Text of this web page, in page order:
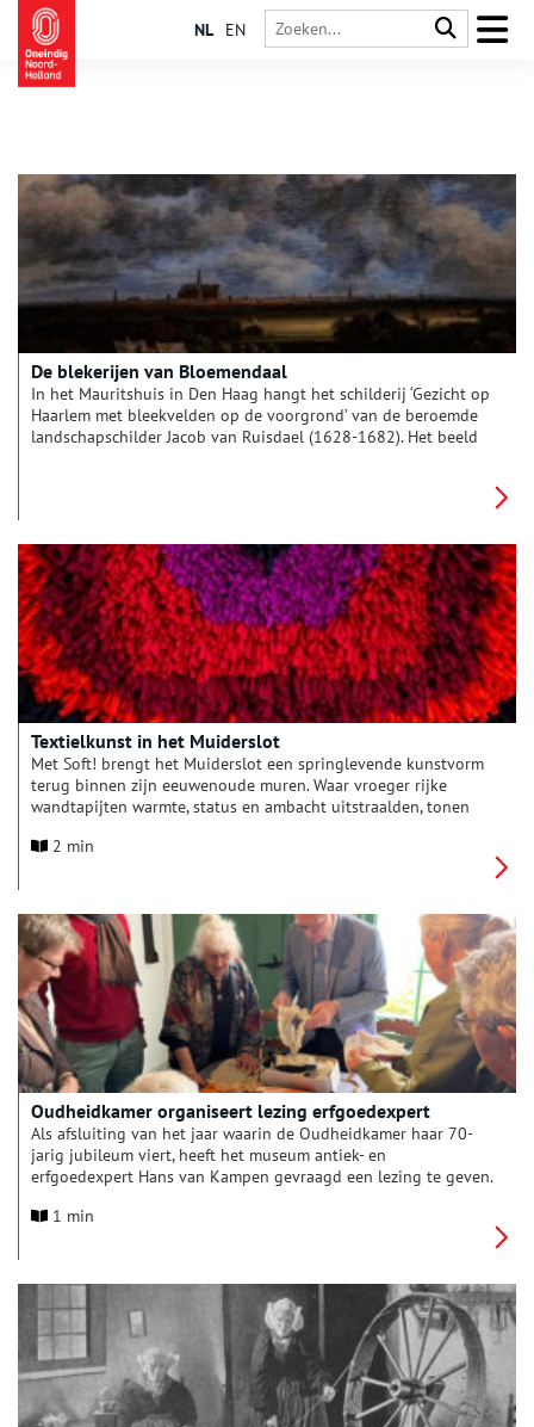
NL EN
De blekerijen van Bloemendaal
In het Mauritshuis in Den Haag hangt het schilderij ‘Gezicht op
Haarlem met bleekvelden op de voorgrond’ van de beroemde
landschapschilder Jacob van Ruisdael (1628-1682). Het beeld
werden zoveel van dezelfde afbeeldingen gemaakt dat ze een
eigen soortnaam kregen, ‘Haarlempjes’. Het schilderij van Jacob
van Ruisdael is een geromantiseerde weergave van de
werkelijkheid, maar hoe zag de wereld achter die gedrapeerde
lijnwaden er in die tijd werkelijk uit?
Textielkunst in het Muiderslot
Met Soft! brengt het Muiderslot een springlevende kunstvorm
terug binnen zijn eeuwenoude muren. Waar vroeger rijke
wandtapijten warmte, status en ambacht uitstraalden, tonen
innovatief en verrassend modern textielkunst vandaag is. In
textiel met nieuwe ogen te bekijken.
2 min
Oudheidkamer organiseert lezing erfgoedexpert
Als afsluiting van het jaar waarin de Oudheidkamer haar 70-
jarig jubileum viert, heeft het museum antiek- en
erfgoedexpert Hans van Kampen gevraagd een lezing te geven.
dat Van Kampen boeiend kan vertellen, laat hij ook allerlei
is gratis, voor koffie/thee in de pauze wordt gezorgd.
1 min